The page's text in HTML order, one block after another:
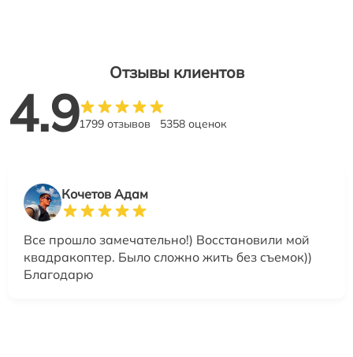
Отзывы клиентов
4.91799 отзывов 5358 оценок
Кочетов Адам
Все прошло замечательно!) Восстановили мой
квадракоптер. Было сложно жить без съемок))
Благодарю